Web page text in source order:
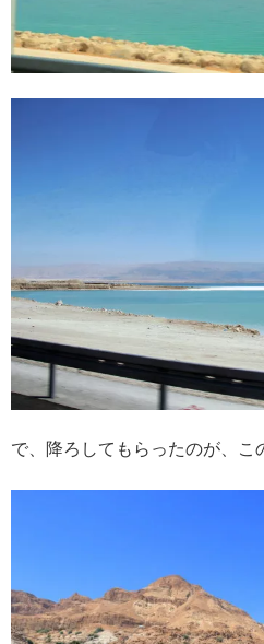
で、降ろしてもらったのが、こ